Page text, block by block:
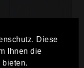
Diese
Ihnen die
bieten.